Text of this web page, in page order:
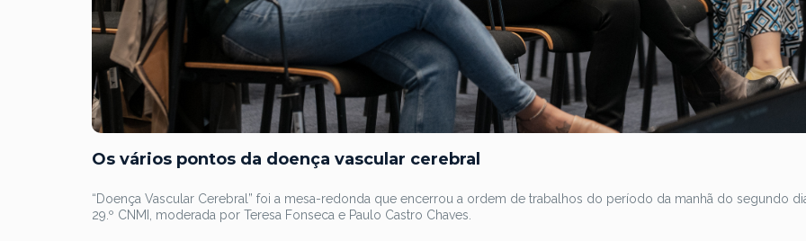
Os vários pontos da doença vascular cerebral
“Doença Vascular Cerebral” foi a mesa-redonda que encerrou a ordem de trabalhos do período da manhã do segundo
29.º CNMI, moderada por Teresa Fonseca e Paulo Castro Chaves.